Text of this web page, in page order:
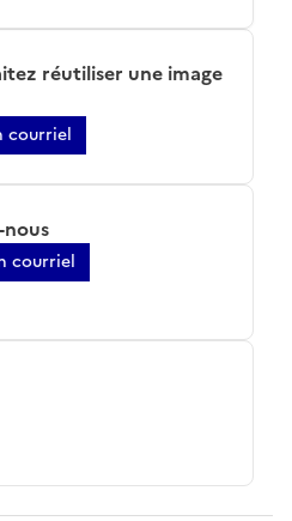
réutiliser une image
courriel
courriel